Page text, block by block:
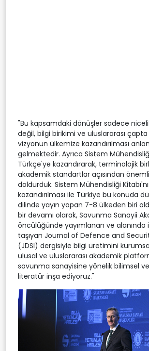
"Bu kapsamdaki dönüşler sadece
değil, bilgi birikimi ve uluslararası
vizyonun ülkemize kazandırılması
gelmektedir. Ayrıca Sistem Mühendisliği
Türkçe'ye kazandırarak, terminolojik
akademik standartlar açısından
doldurduk. Sistem Mühendisliği
kazandırılması ile Türkiye bu konuda
dilinde yayın yapan 7-8 ülkeden biri
bir devamı olarak, Savunma Sanayii
öncülüğünde yayımlanan ve alanında
taşıyan Journal of Defence and
(JDSI) dergisiyle bilgi üretimini
ulusal ve uluslararası akademik
savunma sanayisine yönelik bilimsel
literatür inşa ediyoruz."